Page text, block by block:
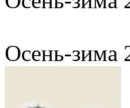
Осень-зима